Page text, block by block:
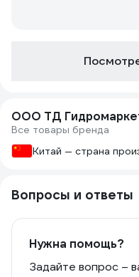
ООО ТД
Все товары бренда
Китай — страна
Вопросы и ответы
Нужна помощь?
Задайте вопрос –